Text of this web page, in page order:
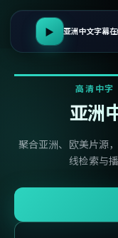
▶ 亚洲中文字幕
高清中
亚洲
聚合亚洲、欧美片源
线检索与